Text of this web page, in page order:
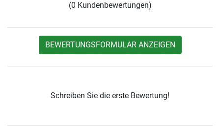
(0 Kundenbewertungen)
BEWERTUNGSFORMULAR ANZEIGEN
Schreiben Sie die erste Bewertung!